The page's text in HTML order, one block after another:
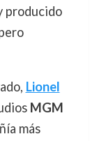
producido
Lionel
MGM
más